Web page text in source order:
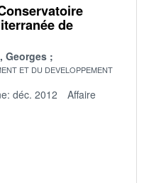
de
Georges
ET DU DEVELOPPEMENT
déc. 2012
Affaire